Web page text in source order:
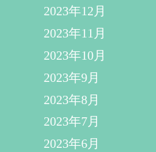
2023年12月
2023年11月
2023年10月
2023年9月
2023年8月
2023年7月
2023年6月